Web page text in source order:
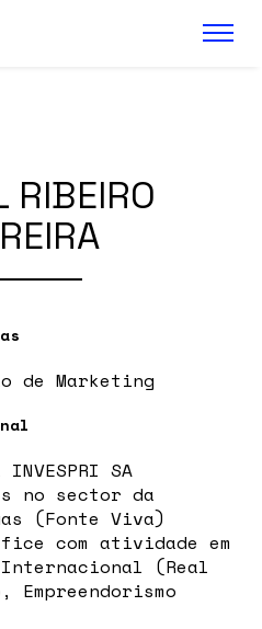
RIBEIRO
de Marketing
SA
no sector da
(Fonte Viva)
com atividade em
(Real